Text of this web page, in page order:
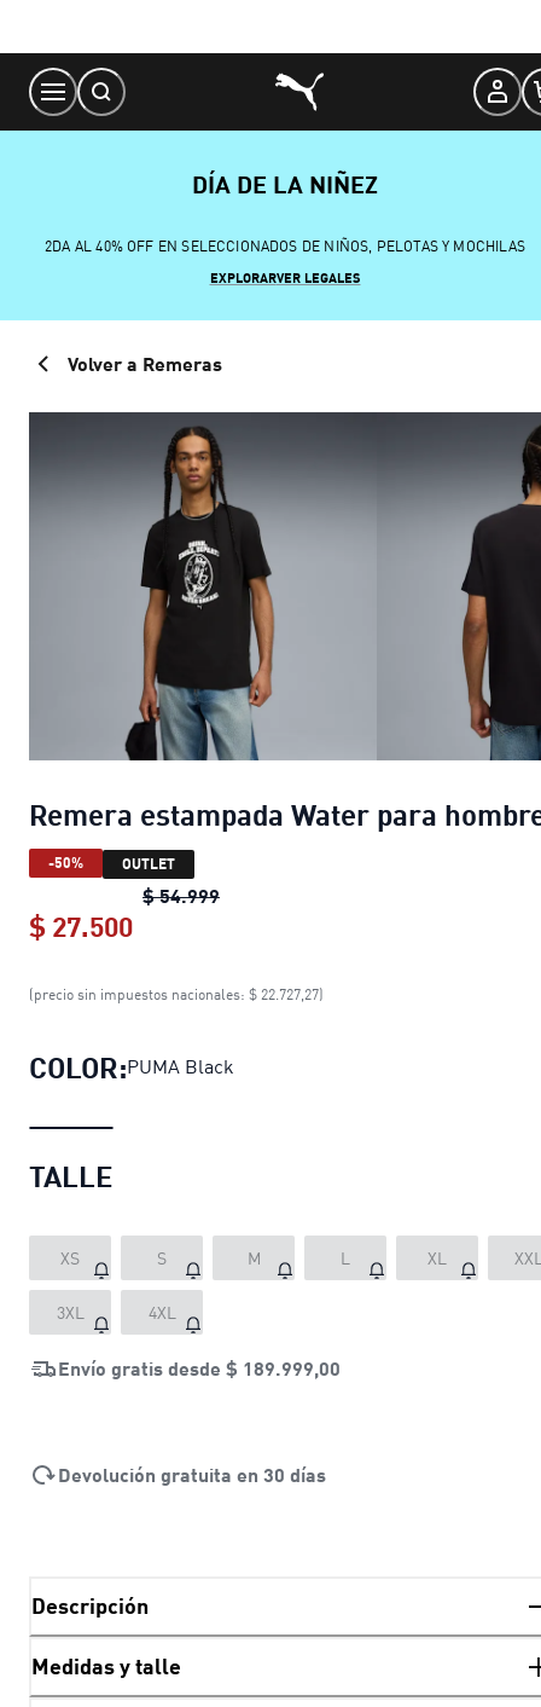
Content
DÍA DE LA NIÑEZ
2DA AL 40% OFF EN SELECCIONADOS DE NIÑOS, PELOTAS Y MOCHILAS
EXPLORARVER LEGALES
Volver a Remeras
Remera estampada Water para
-50% OUTLET
$ 54.999Remera estampada Water para
$ 27.500
Remera estampada Water para
(precio sin impuestos nacionales: $ 22.727,27)
COLOR:PUMA Black
TALLE
XS S M L XL
3XL 4XL
Envío gratis desde $ 189.999,00
Devolución gratuita en 30 días
Descripción
Medidas y talle